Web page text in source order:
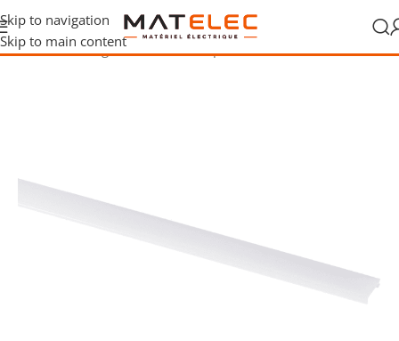
Skip to navigation
Skip to main content
Accueil/Éclairage/Rubans LED et profilés/Profils LED